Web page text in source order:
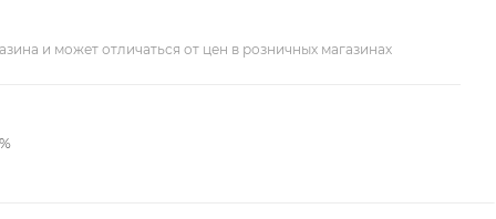
и может отличаться от цен в розничных магазинах